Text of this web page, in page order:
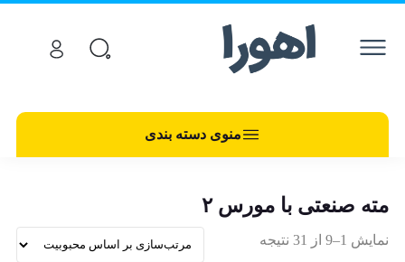
منوی دسته بندی
مته صنعتی با مورس ۲
نمایش 1–9 از 31 نتیجه